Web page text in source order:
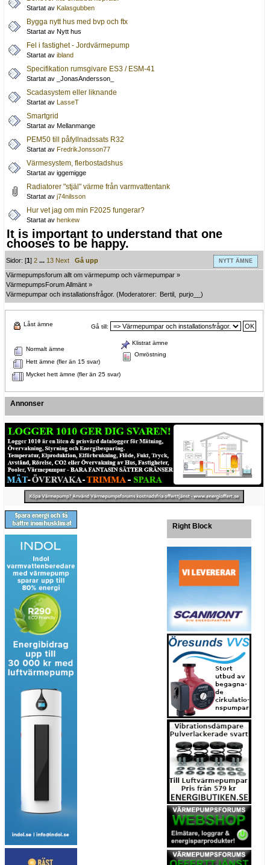
Startat av Kalasgubben
Bygga nytt hus med bvp och ftx
Startat av Nytt hus
Fel i fastighet - Jordvärmepump
Startat av ibland
Specifikation rumsgivare ES3 / ESM-41
Startat av _JonasAndersson_
Scadasystem eller liknande
Startat av LasseT
Smartgrid
Startat av Mellanmange
PEM50 till påfyllnadssats R32
Startat av FredrikJonsson77
Värmesystem, flerbostadshus
Startat av iggemigge
Radiatorer "stjäl" värme från varmvattentank
Startat av j74nilsson
Hur vet jag om min F2025 fungerar?
Startat av henkew
It is important to understand that one
chooses to be happy.
NYTT ÄMNE
Sidor: [1]2 ...13 Next
Gå upp
Värmepumpsforum allt om värmepump och värmepumpar »
VärmepumpsForum Allmänt »
Värmepumpar och installationsfrågor. (Moderatorer: Bertil purjo__ )
Gå till:
Normalt ämne
Hett ämne (fler än 15 svar)
Mycket hett ämne (fler än 25 svar)
Låst ämne
Klistrat ämne
Omröstning
Annonser
Right Block